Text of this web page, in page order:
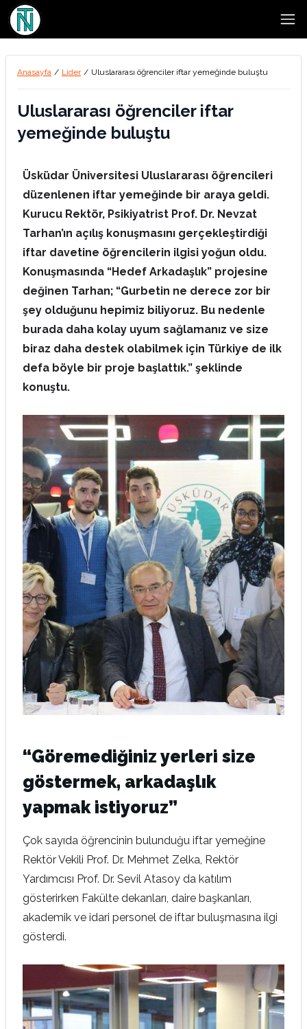
Anasayfa / Lider / Uluslararası öğrenciler iftar yemeğinde buluştu
Uluslararası öğrenciler iftar
yemeğinde buluştu
Üsküdar Üniversitesi Uluslararası öğrencileri
düzenlenen iftar yemeğinde bir araya geldi.
Kurucu Rektör, Psikiyatrist Prof. Dr. Nevzat
Tarhan’ın açılış konuşmasını gerçekleştirdiği
iftar davetine öğrencilerin ilgisi yoğun oldu.
Konuşmasında “Hedef Arkadaşlık” projesine
değinen Tarhan; “Gurbetin ne derece zor bir
şey olduğunu hepimiz biliyoruz. Bu nedenle
burada daha kolay uyum sağlamanız ve size
biraz daha destek olabilmek için Türkiye de ilk
defa böyle bir proje başlattık.” şeklinde
konuştu.
“Göremediğiniz yerleri size
göstermek, arkadaşlık
yapmak istiyoruz”
Çok sayıda öğrencinin bulunduğu iftar yemeğine
Rektör Vekili Prof. Dr. Mehmet Zelka, Rektör
Yardımcısı Prof. Dr. Sevil Atasoy da katılım
gösterirken Fakülte dekanları, daire başkanları,
akademik ve idari personel de iftar buluşmasına ilgi
gösterdi.